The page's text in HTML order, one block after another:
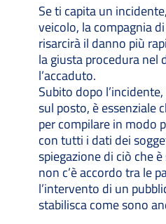
Se ti capita un
veicolo, la compagnia
risarcirà il danno più
la giusta procedura nel
l’accaduto.
Subito dopo
sul posto, è essenziale
per compilare in modo
con tutti i dati dei
spiegazione di ciò che
non c’è accordo tra le
l’intervento di un
stabilisca come sono